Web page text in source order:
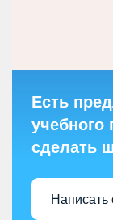
Есть
учебного
сделать
Написать